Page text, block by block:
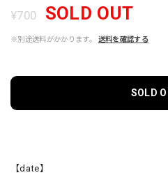
¥700 SOLD OUT
※別途送料がかかります。 送料を確認する
SOLD
【date】